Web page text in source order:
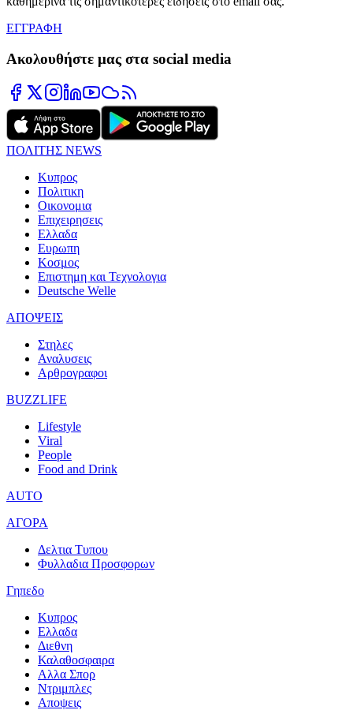
ΕΓΓΡΑΦΗ
Ακολουθήστε μας στα social media
ΠΟΛΙΤΗΣ NEWS
Κυπρος
Πολιτικη
Οικονομια
Επιχειρησεις
Ελλαδα
Ευρωπη
Κοσμος
Επιστημη και Τεχνολογια
Deutsche Welle
ΑΠΟΨΕΙΣ
Στηλες
Αναλυσεις
Αρθρογραφοι
BUZZLIFE
Lifestyle
Viral
People
Food and Drink
AUTO
ΑΓΟΡΑ
Δελτια Τυπου
Φυλλαδια Προσφορων
Γηπεδο
Κυπρος
Ελλαδα
Διεθνη
Καλαθοσφαιρα
Αλλα Σπορ
Ντριμπλες
Αποψεις